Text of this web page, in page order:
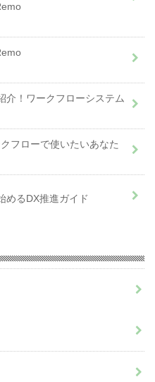
介！ワークフローシステム
フローで使いたいあなた
めるDX推進ガイド